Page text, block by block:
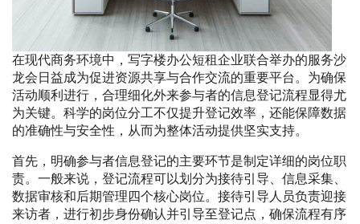
在现代商务环境中，写字楼办公短租企业联合举办的服务沙
龙会日益成为促进资源共享与合作交流的重要平台。为确保
活动顺利进行，合理细化外来参与者的信息登记流程显得尤
为关键。科学的岗位分工不仅提升登记效率，还能保障数据
的准确性与安全性，从而为整体活动提供坚实支持。
首先，明确参与者信息登记的主要环节是制定详细的岗位职
责。一般来说，登记流程可以划分为接待引导、信息采集、
数据审核和后期管理四个核心岗位。接待引导人员负责迎接
来访者，进行初步身份确认并引导至登记点，确保流程有序